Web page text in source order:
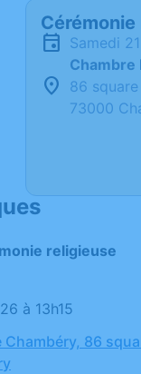
samedi
Chambre
86
73000
religieuse
à 13h15
Chambéry, 86